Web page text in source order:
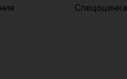
Спецоценка